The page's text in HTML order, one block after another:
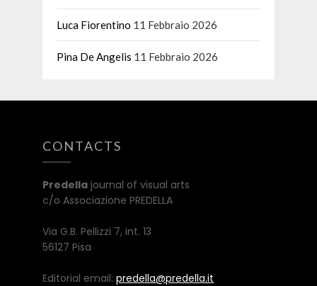
Luca Fiorentino 11 Febbraio 2026
Pina De Angelis 11 Febbraio 2026
CONTACTS
Predella journal of visual arts
c/o Associazione PREDELLA
Via G.B. Pellizzi 7, int. 13
56127 Pisa
Editorial email:predella@predella.it